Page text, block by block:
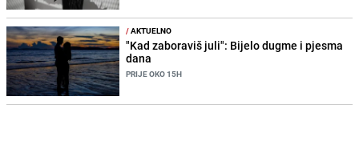
/AKTUELNO
"Kad zaboraviš juli": Bijelo dugme i pjesma
dana
PRIJE OKO 15H